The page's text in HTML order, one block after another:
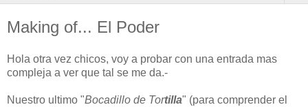
Making of... El Poder
Hola otra vez chicos, voy a probar con una entrada mas
compleja a ver que tal se me da.-
Nuestro ultimo "Bocadillo de Tortilla" (para comprender el